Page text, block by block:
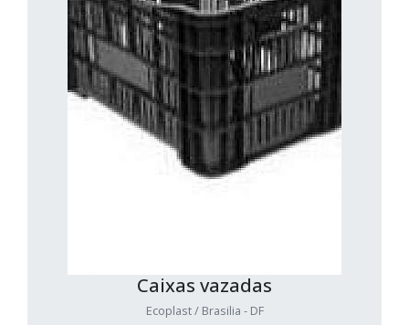
Caixas vazadas
Ecoplast / Brasilia - DF